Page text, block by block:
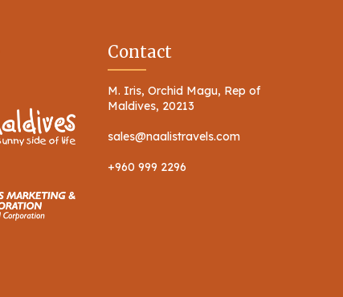
Contact
M. Iris, Orchid Magu, Rep of
Maldives, 20213
sales@naalistravels.com
+960 999 2296